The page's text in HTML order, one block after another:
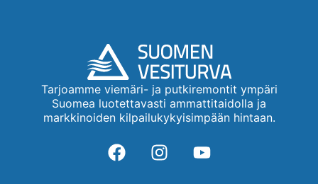
Tarjoamme viemäri- ja putkiremontit ympäri
Suomea luotettavasti ammattitaidolla ja
markkinoiden kilpailukykyisimpään hintaan.